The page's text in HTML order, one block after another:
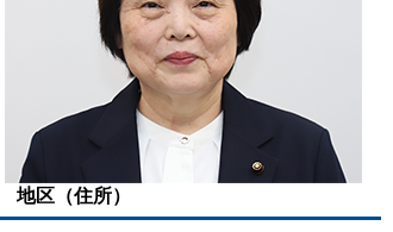
地区（住所）